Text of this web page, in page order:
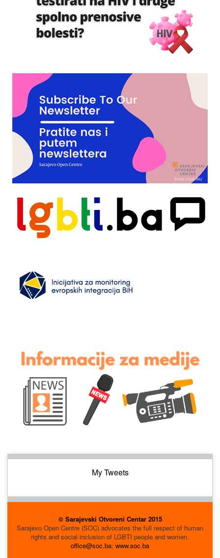
My Tweets
© Sarajevski Otvoreni Centar 2015
Sarajevo Open Centre (SOC) advocates the full respect of human
rights and social inclusion of LGBTI people and women.
office@soc.ba; www.soc.ba